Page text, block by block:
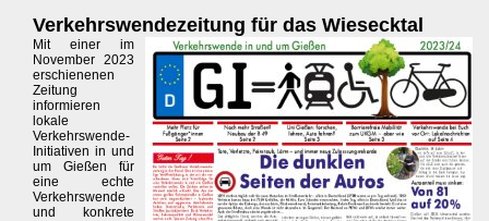
Verkehrswendezeitung für das Wiesecktal
Mit einer im
November 2023
erschienenen
Zeitung
informieren
lokale
Verkehrswende-
Initiativen in und
um Gießen für
eine echte
Verkehrswende
und konkrete